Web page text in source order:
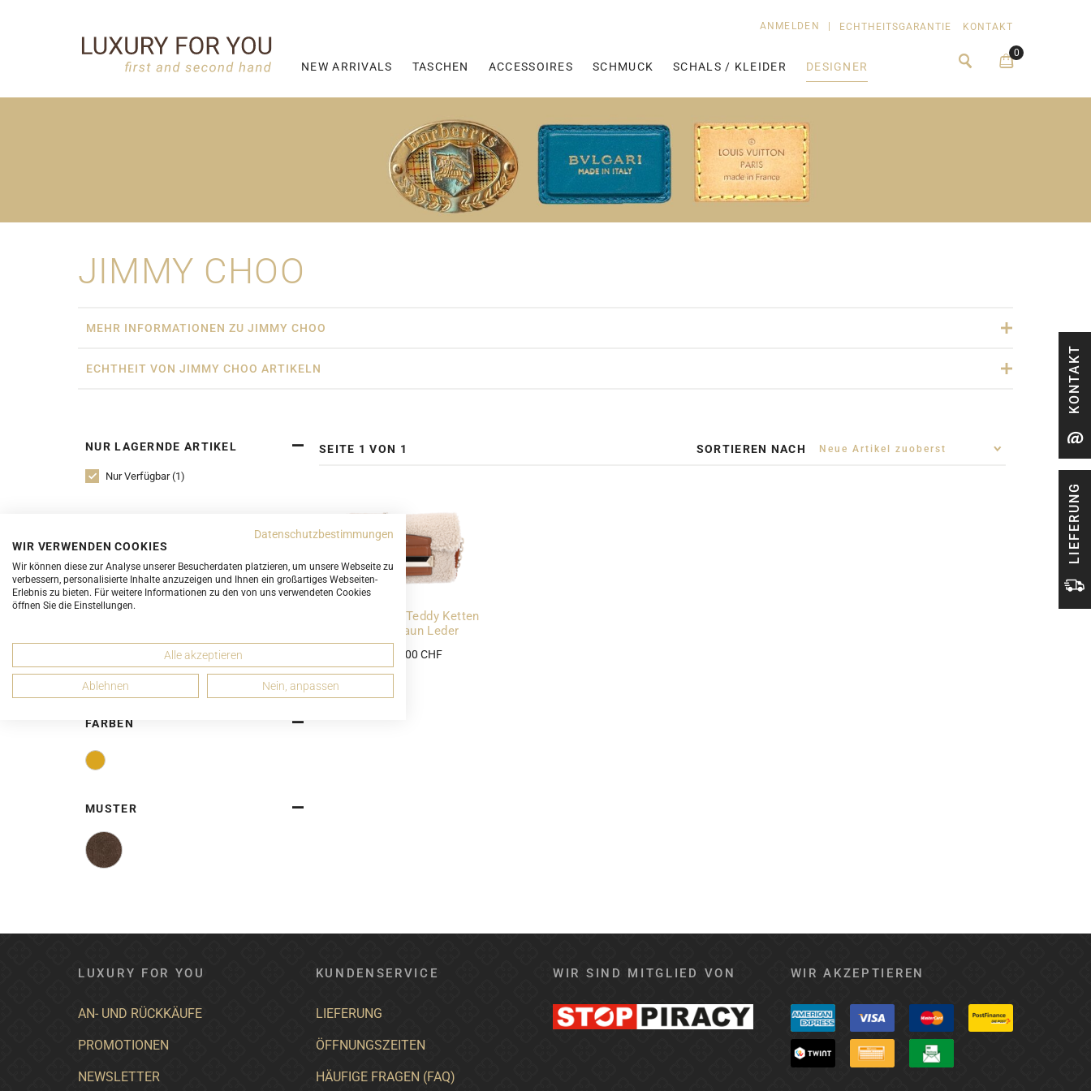
NEW ARRIVALS TASCHEN ACCESSOIRES SCHMUCK SCHALS / KLEIDER DESIGNER
ANMELDEN ECHTHEITSGARANTIE KONTAKT
0
LIEFERUNG
KONTAKT
JIMMY CHOO
MEHR INFORMATIONEN ZU JIMMY CHOO
ECHTHEIT VON JIMMY CHOO ARTIKELN
NUR LAGERNDE ARTIKEL
Nur Verfügbar (1)
Crossbody Taschen (1)
Pochettes Clutches (1)
Wallet on Chain (1)
ZUSTAND
4 Gut (1)
FARBEN
MUSTER
SEITE 1 VON 1 SORTIEREN NACH
Jimmy Choo Teddy Ketten
Clutch Braun Leder
ab 290,00 CHF
LUXURY FOR YOU
AN- UND RÜCKKÄUFE
PROMOTIONEN
NEWSLETTER
KUNDENSERVICE
LIEFERUNG
ÖFFNUNGSZEITEN
HÄUFIGE FRAGEN (FAQ)
WIR SIND MITGLIED VON WIR AKZEPTIEREN
Datenschutzbestimmungen
WIR VERWENDEN COOKIES
Wir können diese zur Analyse unserer Besucherdaten platzieren, um unsere Webseite zu
verbessern, personalisierte Inhalte anzuzeigen und Ihnen ein großartiges Webseiten-
Erlebnis zu bieten. Für weitere Informationen zu den von uns verwendeten Cookies
öffnen Sie die Einstellungen.
Alle akzeptieren
Ablehnen Nein, anpassen